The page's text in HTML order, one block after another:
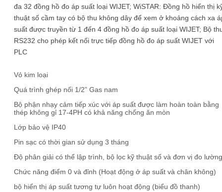
đa 32 đồng hồ đo áp suất loại WIJET; WiSTAR: Đồng hồ hiển thị
thuật số cầm tay có bộ thu không dây để xem ở khoảng cách xa
suất được truyền từ 1 đến 4 đồng hồ đo áp suất loại WIJET; Bộ
RS232 cho phép kết nối trực tiếp đồng hồ đo áp suất WIJET với
PLC
Vỏ kim loại
Quá trình ghép nối 1/2” Gas nam
Bộ phận nhạy cảm tiếp xúc với áp suất được làm hoàn toàn bằng
thép không gỉ 17-4PH có khả năng chống ăn mòn
Lớp bảo vệ IP40
Pin sạc có thời gian sử dụng 3 tháng
Độ phân giải có thể lập trình, bộ lọc kỹ thuật số và đơn vị đo lường
Chức năng điểm 0 và đỉnh (Hoạt động ở áp suất và chân không)
bộ hiển thị áp suất tương tự luôn hoạt động (biểu đồ thanh)